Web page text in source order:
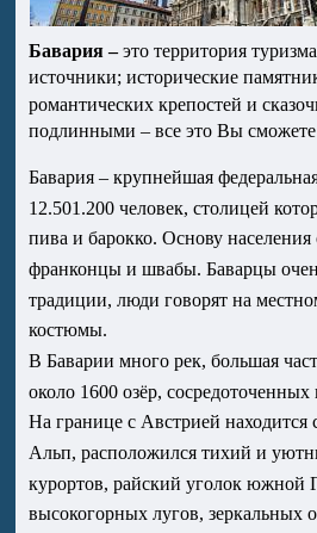
Бавария – это территория
источники; исторические
романтических крепостей и
подлинными – все это Вы сможете
Бавария – крупнейшая
12.501.200 человек, столицей
пива и барокко. Основу
франконцы и швабы. Баварцы
традиции, люди говорят на
В Баварии много рек, большая
около 1600 озёр,
На границе с Австрией
Альп, расположился тихий и
курортов, райский уголок южной
высокогорных лугов, зеркальных